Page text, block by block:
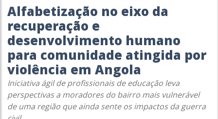
Alfabetização no eixo da
recuperação e
desenvolvimento humano
para comunidade atingida por
violência em Angola
Iniciativa ágil de profissionais de educação leva
perspectivas a moradores do bairro mais vulnerável
de uma região que ainda sente os impactos da guerra